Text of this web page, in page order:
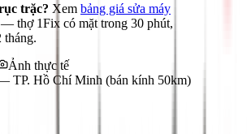
trặc? Xem bảng giá sửa máy
— thợ 1Fix có mặt trong 30 phút,
tháng.
Ảnh thực tế
TP. Hồ Chí Minh (bán kính 50km)